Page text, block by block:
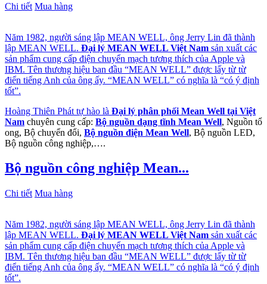
Chi tiết Mua hàng
Năm 1982, người sáng lập MEAN WELL, ông Jerry Lin đã thành
lập MEAN WELL. Đại lý MEAN WELL Việt Nam sản xuất các
sản phẩm cung cấp điện chuyển mạch tương thích của Apple và
IBM. Tên thương hiệu ban đầu “MEAN WELL” được lấy từ từ
điển tiếng Anh của ông ấy. “MEAN WELL” có nghĩa là “có ý định
tốt”.
Hoàng Thiên Phát tự hào là Đại lý phân phối Mean Well tại Việt
Nam chuyên cung cấp: Bộ nguồn dạng tĩnh Mean Well, Nguồn tổ
ong, Bộ chuyển đổi, Bộ nguồn điện Mean Well, Bộ nguồn LED,
Bộ nguồn công nghiệp,….
Bộ nguồn công nghiệp Mean...
Chi tiết Mua hàng
Năm 1982, người sáng lập MEAN WELL, ông Jerry Lin đã thành
lập MEAN WELL. Đại lý MEAN WELL Việt Nam sản xuất các
sản phẩm cung cấp điện chuyển mạch tương thích của Apple và
IBM. Tên thương hiệu ban đầu “MEAN WELL” được lấy từ từ
điển tiếng Anh của ông ấy. “MEAN WELL” có nghĩa là “có ý định
tốt”.